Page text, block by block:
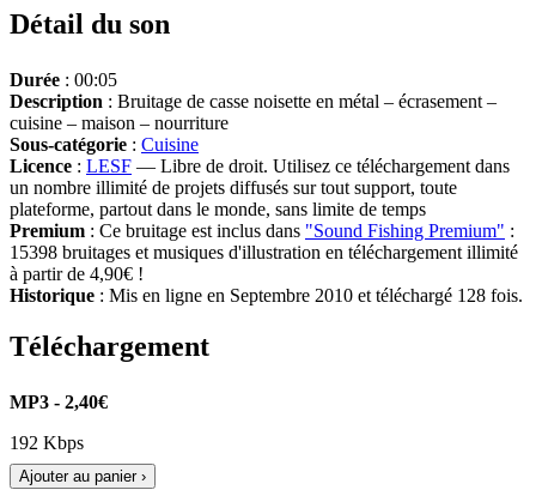
Détail du son
Durée : 00:05
Description : Bruitage de casse noisette en métal – écrasement –
cuisine – maison – nourriture
Sous-catégorie : Cuisine
Licence : LESF — Libre de droit. Utilisez ce téléchargement dans
un nombre illimité de projets diffusés sur tout support, toute
plateforme, partout dans le monde, sans limite de temps
Premium : Ce bruitage est inclus dans "Sound Fishing Premium" :
15398 bruitages et musiques d'illustration en téléchargement illimité
à partir de 4,90€ !
Historique : Mis en ligne en Septembre 2010 et téléchargé 128 fois.
Téléchargement
MP3 - 2,40€
192 Kbps
Ajouter au panier ›